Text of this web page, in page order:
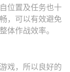
位置及任务也十
，可以有效避免
体作战效率。
戏，所以良好的